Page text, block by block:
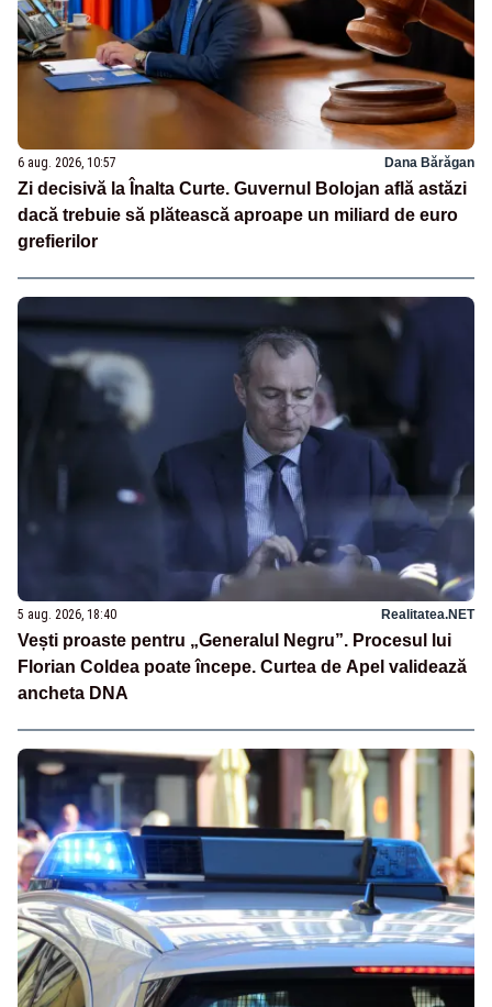
6 aug. 2026, 10:57 Dana Bărăgan
Zi decisivă la Înalta Curte. Guvernul Bolojan află astăzi
dacă trebuie să plătească aproape un miliard de euro
grefierilor
5 aug. 2026, 18:40 Realitatea.NET
Vești proaste pentru „Generalul Negru”. Procesul lui
Florian Coldea poate începe. Curtea de Apel validează
ancheta DNA